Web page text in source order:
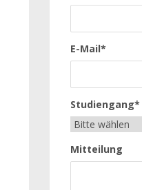
E-Mail*
Studiengang*
Mitteilung